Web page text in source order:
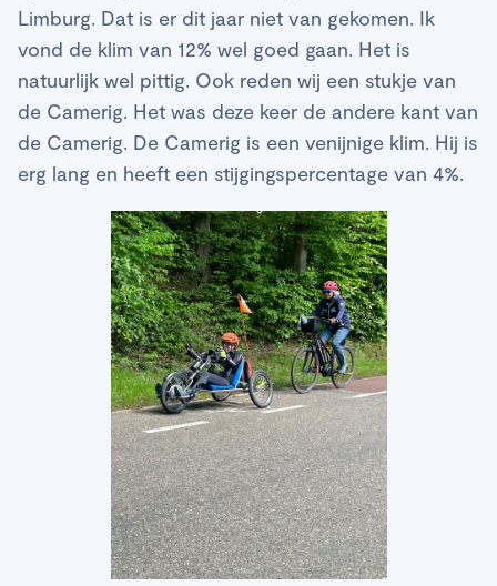
Limburg. Dat is er dit jaar niet van gekomen. Ik
vond de klim van 12% wel goed gaan. Het is
natuurlijk wel pittig. Ook reden wij een stukje van
de Camerig. Het was deze keer de andere kant van
de Camerig. De Camerig is een venijnige klim. Hij is
erg lang en heeft een stijgingspercentage van 4%.